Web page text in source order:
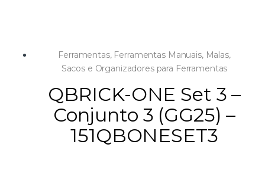
Ferramentas, Ferramentas Manuais, Malas,
Sacos e Organizadores para Ferramentas
QBRICK-ONE Set 3 –
Conjunto 3 (GG25) –
151QBONESET3